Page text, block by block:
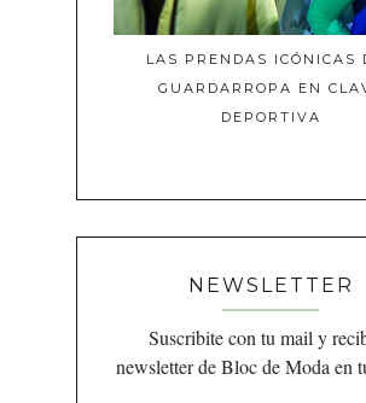
LAS PRENDAS ICÓNICAS
GUARDARROPA EN
DEPORTIVA
NEWSLETTER
Suscribite con tu mail y
newsletter de Bloc de Moda en